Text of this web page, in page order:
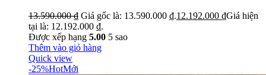
13.590.000₫ Giá gốc là: 13.590.000 ₫.12.192.000 ₫Giá hiện
tại là: 12.192.000 ₫.
Được xếp hạng 5.00 5 sao
Thêm vào giỏ hàng
Quick view
-25%HotMới